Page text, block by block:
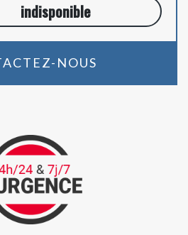
indisponible
NOUS